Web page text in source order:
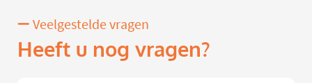
Veelgestelde vragen
Heeft u nog vragen?